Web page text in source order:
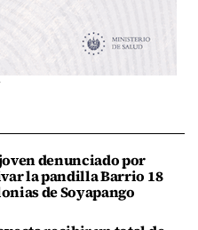
denunciado por
la pandilla Barrio 18
de Soyapango